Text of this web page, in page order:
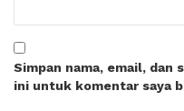
Simpan nama, email, dan
ini untuk komentar saya